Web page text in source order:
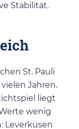
Stabilität.
St. Pauli
Jahren.
liegt
wenig
Leverkusen